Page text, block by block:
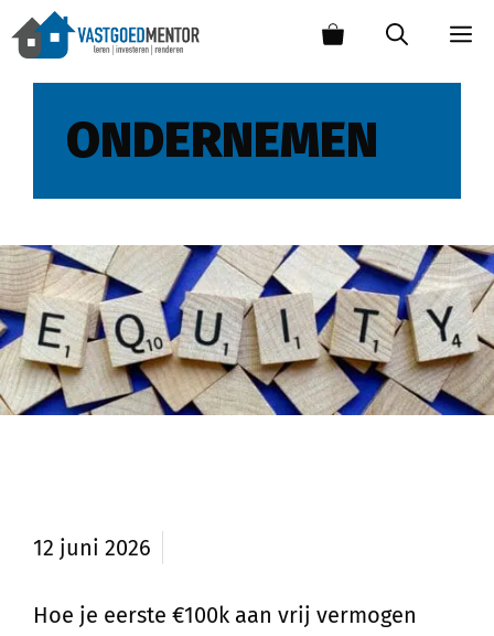
ONDERNEMEN
12 juni 2026
Hoe je eerste €100k aan vrij vermogen